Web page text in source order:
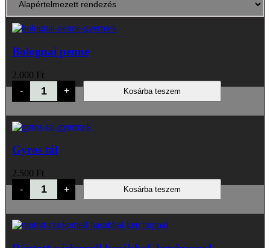
Bolognai penne
2.000 Ft
-
Bolognai
penne
mennyiség
+ Kosárba teszem
Gyros tál
2.500 Ft
-
Gyros
mennyiség
+ Kosárba teszem